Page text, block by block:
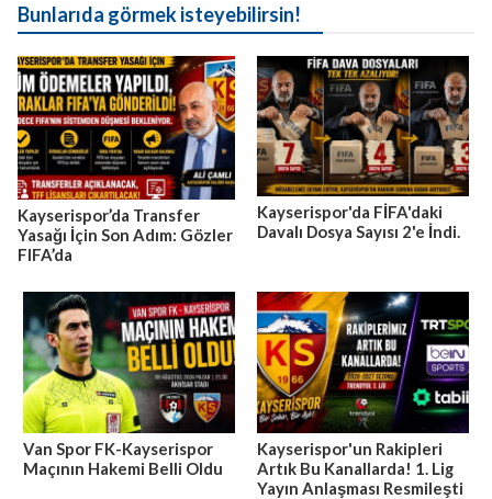
Bunlarıda görmek isteyebilirsin!
Kayserispor’da Transfer
Yasağı İçin Son Adım: Gözler
FIFA’da
Kayserispor'da FİFA'daki
Davalı Dosya Sayısı 2'e İndi.
Van Spor FK-Kayserispor
Maçının Hakemi Belli Oldu
Kayserispor'un Rakipleri
Artık Bu Kanallarda! 1. Lig
Yayın Anlaşması Resmileşti